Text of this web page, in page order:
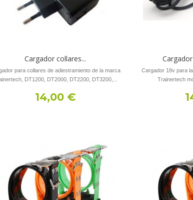
Cargador collares...
para collares de adiestramiento de la marca
DT1200, DT2000, DT2200, DT3200,...
14,00 €
Cargador 18v para
Trainertech